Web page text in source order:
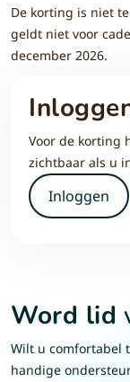
De korting is niet
geldt niet voor
december 2026.
Voor de korting
zichtbaar als u
Inloggen
Word lid
Wilt u comfortabel
handige